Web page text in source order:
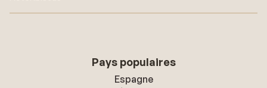
Pays populaires
Espagne